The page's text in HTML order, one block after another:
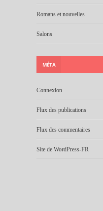
Romans et nouvelles
Salons
MÉTA
Connexion
Flux des publications
Flux des commentaires
Site de WordPress-FR